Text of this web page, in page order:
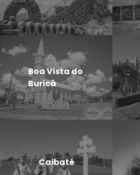
Boa Vista do
Buricá
Caibaté